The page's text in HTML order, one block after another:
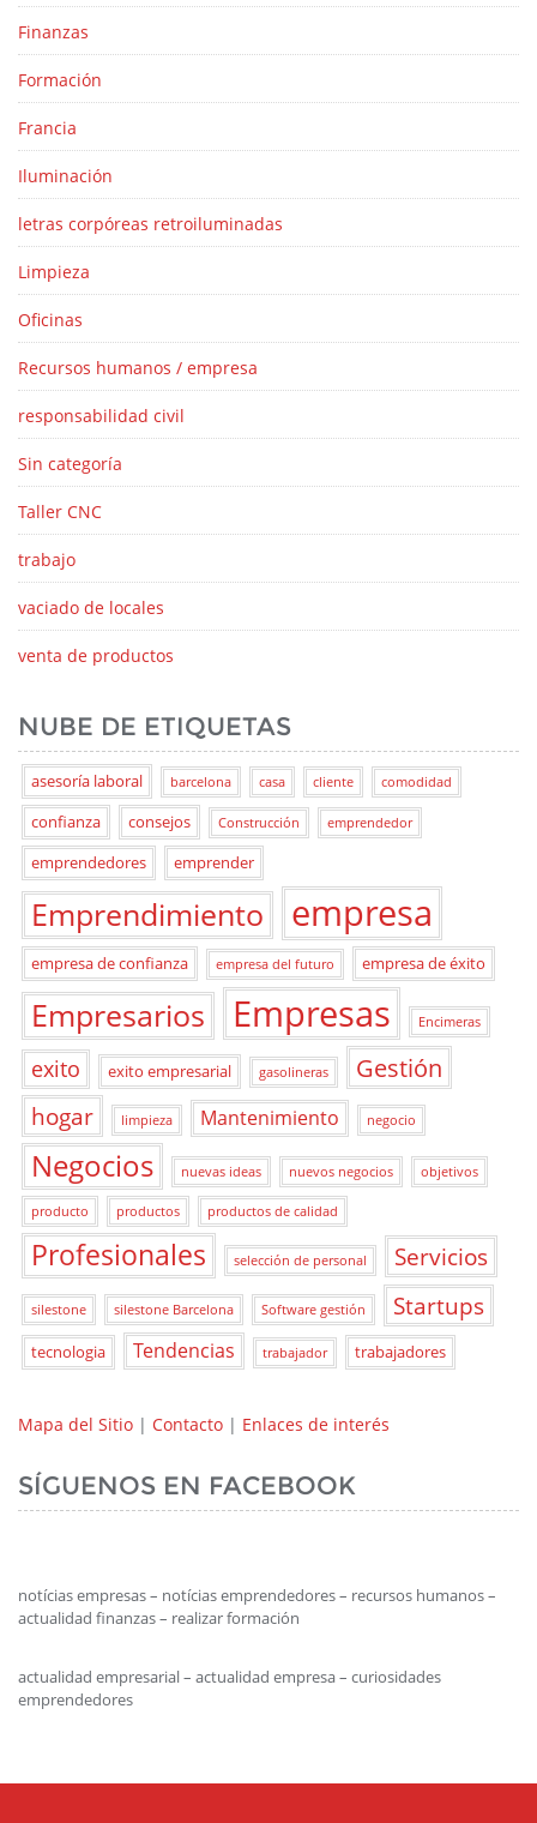
Finanzas
Formación
Francia
Iluminación
letras corpóreas retroiluminadas
Limpieza
Oficinas
Recursos humanos / empresa
responsabilidad civil
Sin categoría
Taller CNC
trabajo
vaciado de locales
venta de productos
NUBE DE ETIQUETAS
asesoría laboral barcelona casa cliente comodidad
confianza consejos Construcción emprendedor
emprendedores emprender
Emprendimiento empresa
empresa de confianza empresa del futuro empresa de éxito
Empresarios Empresas Encimeras
exito exito empresarial gasolineras Gestión
hogar limpieza Mantenimiento negocio
Negocios nuevas ideas nuevos negocios objetivos
producto productos productos de calidad
Profesionales selección de personal Servicios
silestone silestone Barcelona Software gestión Startups
tecnologia Tendencias trabajador trabajadores
Mapa del Sitio | Contacto | Enlaces de interés
SÍGUENOS EN FACEBOOK
notícias empresas – notícias emprendedores – recursos humanos –
actualidad finanzas – realizar formación
actualidad empresarial – actualidad empresa – curiosidades
emprendedores